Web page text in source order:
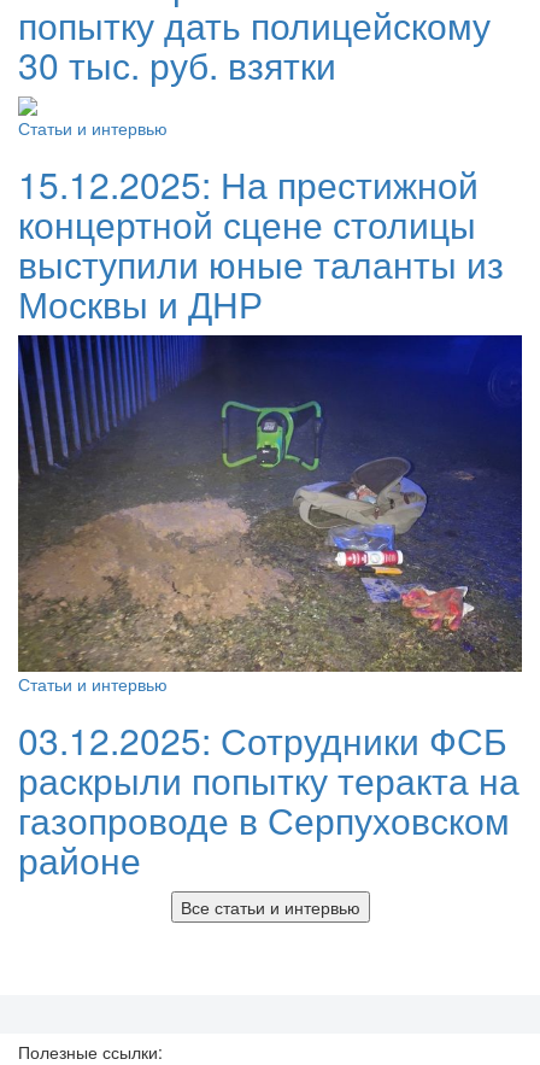
попытку дать полицейскому
30 тыс. руб. взятки
Статьи и интервью
15.12.2025: На престижной
концертной сцене столицы
выступили юные таланты из
Москвы и ДНР
Статьи и интервью
03.12.2025: Сотрудники ФСБ
раскрыли попытку теракта на
газопроводе в Серпуховском
районе
Все статьи и интервью
Полезные ссылки: